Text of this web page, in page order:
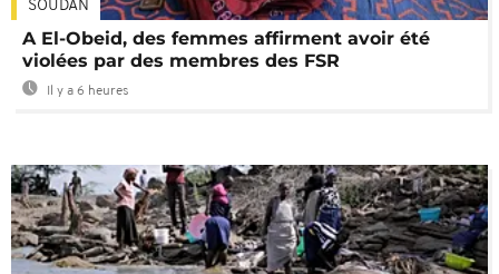
SOUDAN
A El-Obeid, des femmes affirment avoir été
violées par des membres des FSR
Il y a 6 heures